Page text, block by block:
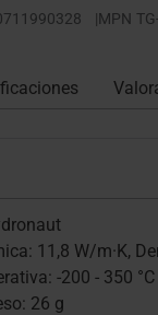
|MPN
11,8 W/m·K,
-200 - 350 °C
26 g